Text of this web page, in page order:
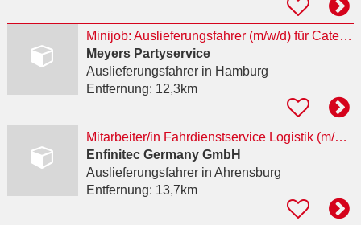
Minijob: Auslieferungsfahrer (m/w/d) für Catering gesucht!
Meyers Partyservice
Auslieferungsfahrerin Hamburg
Entfernung: 12,3km
Mitarbeiter/in Fahrdienstservice Logistik (m/w/d)
Enfinitec Germany GmbH
Auslieferungsfahrerin Ahrensburg
Entfernung: 13,7km